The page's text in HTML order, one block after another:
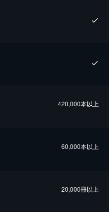
420,000本以上
60,000本以上
20,000冊以上